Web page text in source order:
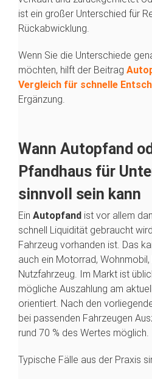
ist ein großer Unterschied für
Rückabwicklung.
Wenn Sie die Unterschiede
möchten, hilft der Beitrag
Vergleich für schnelle
Ergänzung.
Wann Autopfand
Pfandhaus für
sinnvoll sein kann
Ein Autopfand ist vor allem
schnell Liquidität gebraucht
Fahrzeug vorhanden ist. Das
auch ein Motorrad,
Nutzfahrzeug. Im Markt ist
mögliche Auszahlung am
orientiert. Nach den
bei passenden Fahrzeugen
rund 70 % des Wertes möglich.
Typische Fälle aus der Praxis